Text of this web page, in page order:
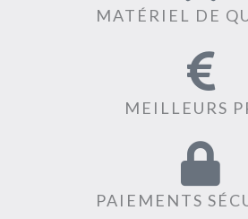
MATÉRIEL DE
MEILLEURS
PAIEMENTS